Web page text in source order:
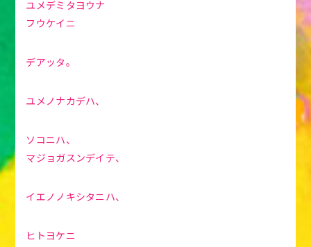
ユメデミタヨウナ
フウケイニ
デアッタ。
ユメノナカデハ、
ソコニハ、
マジョガスンデイテ、
イエノノキシタニハ、
ヒトヨケニ